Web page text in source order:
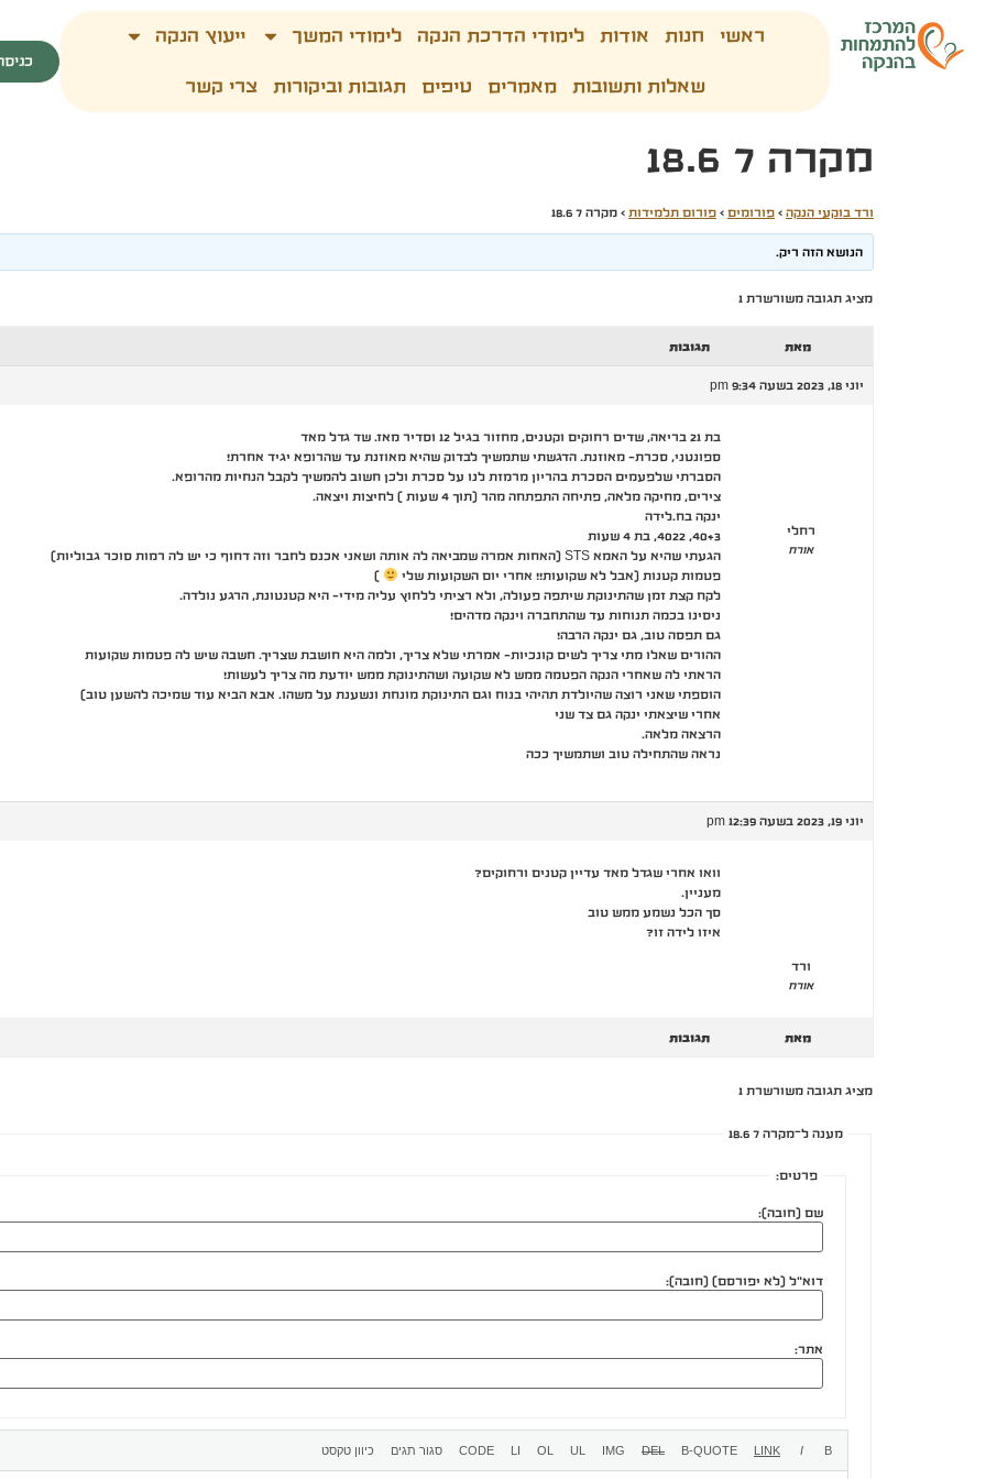
ראשי חנות אודות לימודי הדרכת הנקה לימודי המשך ייעוץ הנקה
שאלות ותשובות מאמרים טיפים תגובות וביקורות צרי קשר
מקרה 7 18.6
ורד בוקעי הנקה › פורומים › פורום תלמידות › מקרה 7 18.6
הנושא הזה ריק.
מציג תגובה משורשרת 1
מאת תגובות
יוני 18, 2023 בשעה 9:34 pm
רחלי
אורח
בת 21 בריאה, שדים רחוקים וקטנים, מחזור בגיל 12 וסדיר מאז. שד גדל מאד
ספונטני, סכרת- מאוזנת. הדגשתי שתמשיך לבדוק שהיא מאוזנת עד שהרופא יגיד אחרת!
הסברתי שלפעמים הסכרת בהריון מרמזת לנו על סכרת ולכן חשוב להמשיך לקבל הנחיות מהרופא.
צירים, מחיקה מלאה, פתיחה התפתחה מהר (תוך 4 שעות ) לחיצות ויצאה.
ינקה בח.לידה
40+3, 4022, בת 4 שעות
הגעתי שהיא על האמא STS (האחות אמרה שמביאה לה אותה ושאני אכנס לחבר וזה דחוף כי יש לה רמות סוכר גבוליות)
פטמות קטנות (אבל לא שקועות!! אחרי יום השקועות שלי
)
לקח קצת זמן שהתינוקת שיתפה פעולה, ולא רציתי ללחוץ עליה מידי- היא קטנטונת, הרגע נולדה.
ניסינו בכמה תנוחות עד שהתחברה וינקה מדהים!
גם תפסה טוב, גם ינקה הרבה!
ההורים שאלו מתי צריך לשים קונכיות- אמרתי שלא צריך, ולמה היא חושבת שצריך. חשבה שיש לה פטמות שקועות
הראתי לה שאחרי הנקה הפטמה ממש לא שקועה ושהתינוקת ממש יודעת מה צריך לעשות!
הוספתי שאני רוצה שהיולדת תהיהי בנוח וגם התינוקת מונחת ונשענת על משהו. אבא הביא עוד שמיכה להשען טוב)
אחרי שיצאתי ינקה גם צד שני
הרצאה מלאה.
נראה שהתחילה טוב ושתמשיך ככה
יוני 19, 2023 בשעה 12:39 pm
ורד
אורח
וואו אחרי שגדל מאד עדיין קטנים ורחוקים?
מעניין.
סך הכל נשמע ממש טוב
איזו לידה זו?
מאת תגובות
מציג תגובה משורשרת 1
מענה ל־מקרה 7 18.6
פרטים:
שם (חובה):
דוא"ל (לא יפורסם) (חובה):
אתר: